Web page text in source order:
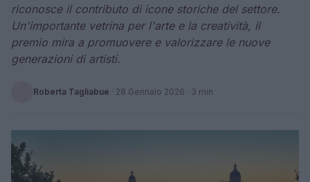
riconosce il contributo di icone storiche del settore.
Un'importante vetrina per l'arte e la creatività, il
premio mira a promuovere e valorizzare le nuove
generazioni di artisti.
Roberta Tagliabue · 28 Gennaio 2026 · 3 min